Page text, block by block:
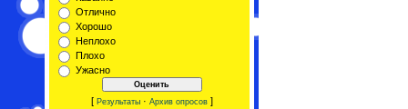
Отлично
Хорошо
Неплохо
Плохо
Ужасно
[ Результаты· Архив опросов]